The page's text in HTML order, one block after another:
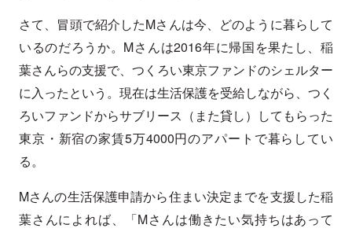
さて、冒頭で紹介したMさんは今、どのように暮らして
いるのだろうか。Mさんは2016年に帰国を果たし、稲
葉さんらの支援で、つくろい東京ファンドのシェルター
に入ったという。現在は生活保護を受給しながら、つく
ろいファンドからサブリース（また貸し）してもらった
東京・新宿の家賃5万4000円のアパートで暮らしてい
る。
Mさんの生活保護申請から住まい決定までを支援した稲
葉さんによれば、「Mさんは働きたい気持ちはあって